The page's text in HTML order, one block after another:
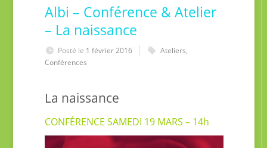
Albi – Conférence & Atelier
– La naissance
Posté le 1 février 2016 Ateliers,
Conférences
La naissance
CONFÉRENCE SAMEDI 19 MARS – 14h